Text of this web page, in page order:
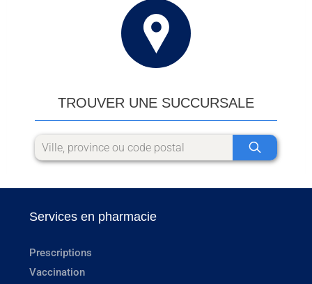
TROUVER UNE SUCCURSALE
Services en pharmacie
Prescriptions
Vaccination